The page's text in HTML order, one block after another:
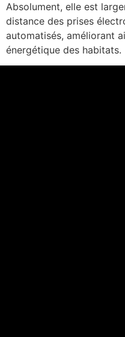
Absolument, elle est
distance des prises
automatisés, améliorant
énergétique des habitats.